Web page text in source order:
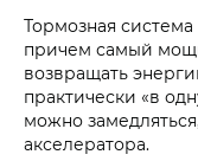
Тормозная
причем самый
возвращать
практически «в
можно
акселератора.